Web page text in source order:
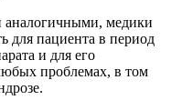
аналогичными, медики
для пациента в период
и для его
проблемах, в том